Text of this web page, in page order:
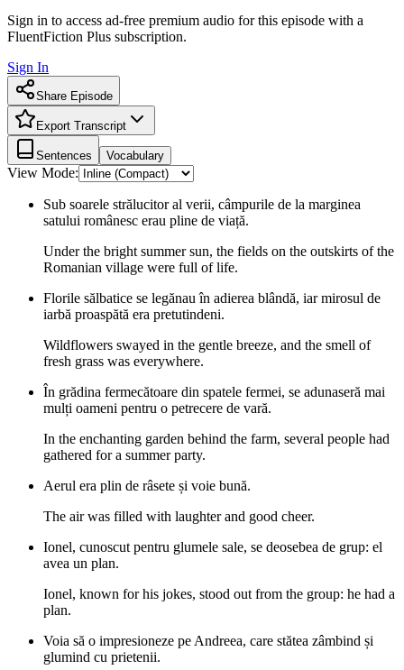
Sign in to access ad-free premium audio for this episode with a
FluentFiction Plus subscription.
Sign In
Share Episode
Export Transcript
Sentences Vocabulary
View Mode:
Sub soarele strălucitor al verii, câmpurile de la marginea
satului românesc erau pline de viață.
Under the bright summer sun, the fields on the outskirts of the
Romanian village were full of life.
Florile sălbatice se legănau în adierea blândă, iar mirosul de
iarbă proaspătă era pretutindeni.
Wildflowers swayed in the gentle breeze, and the smell of
fresh grass was everywhere.
În grădina fermecătoare din spatele fermei, se adunaseră mai
mulți oameni pentru o petrecere de vară.
In the enchanting garden behind the farm, several people had
gathered for a summer party.
Aerul era plin de râsete și voie bună.
The air was filled with laughter and good cheer.
Ionel, cunoscut pentru glumele sale, se deosebea de grup: el
avea un plan.
Ionel, known for his jokes, stood out from the group: he had a
plan.
Voia să o impresioneze pe Andreea, care stătea zâmbind și
glumind cu prietenii.